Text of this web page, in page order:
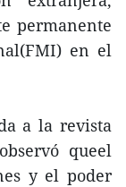
permanente
en el
a la revista
queel
y el poder